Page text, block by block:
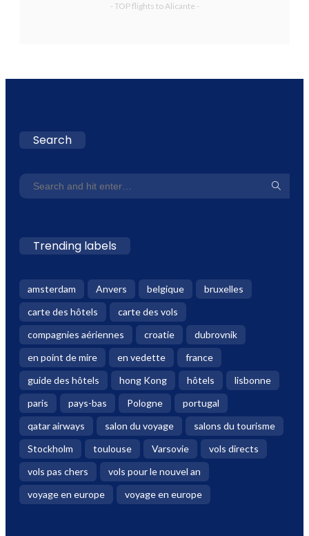
- TOP flights to Alicante -
Search
Trending labels
amsterdam Anvers belgique
bruxelles
carte des hôtels
carte des vols
compagnies aériennes
croatie
dubrovnik
en point de mire
en vedette
france
guide des hôtels
hong Kong hôtels
lisbonne
paris
pays-bas Pologne
portugal
qatar airways
salon du voyage
salons du tourisme
Stockholm
toulouse Varsovie
vols directs
vols pas chers
vols pour le nouvel an
voyage en europe
voyage en europe